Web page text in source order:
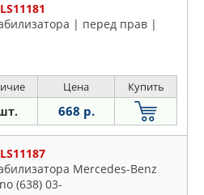
| перед прав |
Цена Купить
668 р.
Mercedes-Benz
(638) 03-